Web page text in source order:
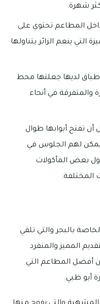
شهرة.
المطاعم تحتوي على
التي ينعم الزائر بتناولها
لديها جعلتها محط
والمتفرقة في أنحاء
تفتح أبوابها طوال
يمكن لهم الجلوس في
بعض المأكولات
المختلفة.
بالبحر والتي تلقي
المميز والمنفرد
أفضل المطاعم التي
أبو ظبي.